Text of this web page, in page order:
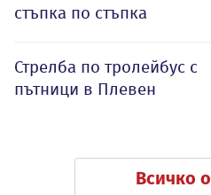
стъпка по стъпка
Стрелба по тролейбус с
пътници в Плевен
Всичко